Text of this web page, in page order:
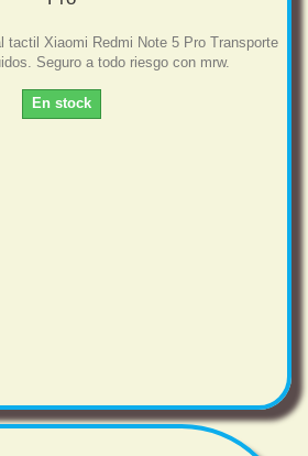
tactil Xiaomi Redmi Note 5 Pro Transporte
Seguro a todo riesgo con mrw.
En stock